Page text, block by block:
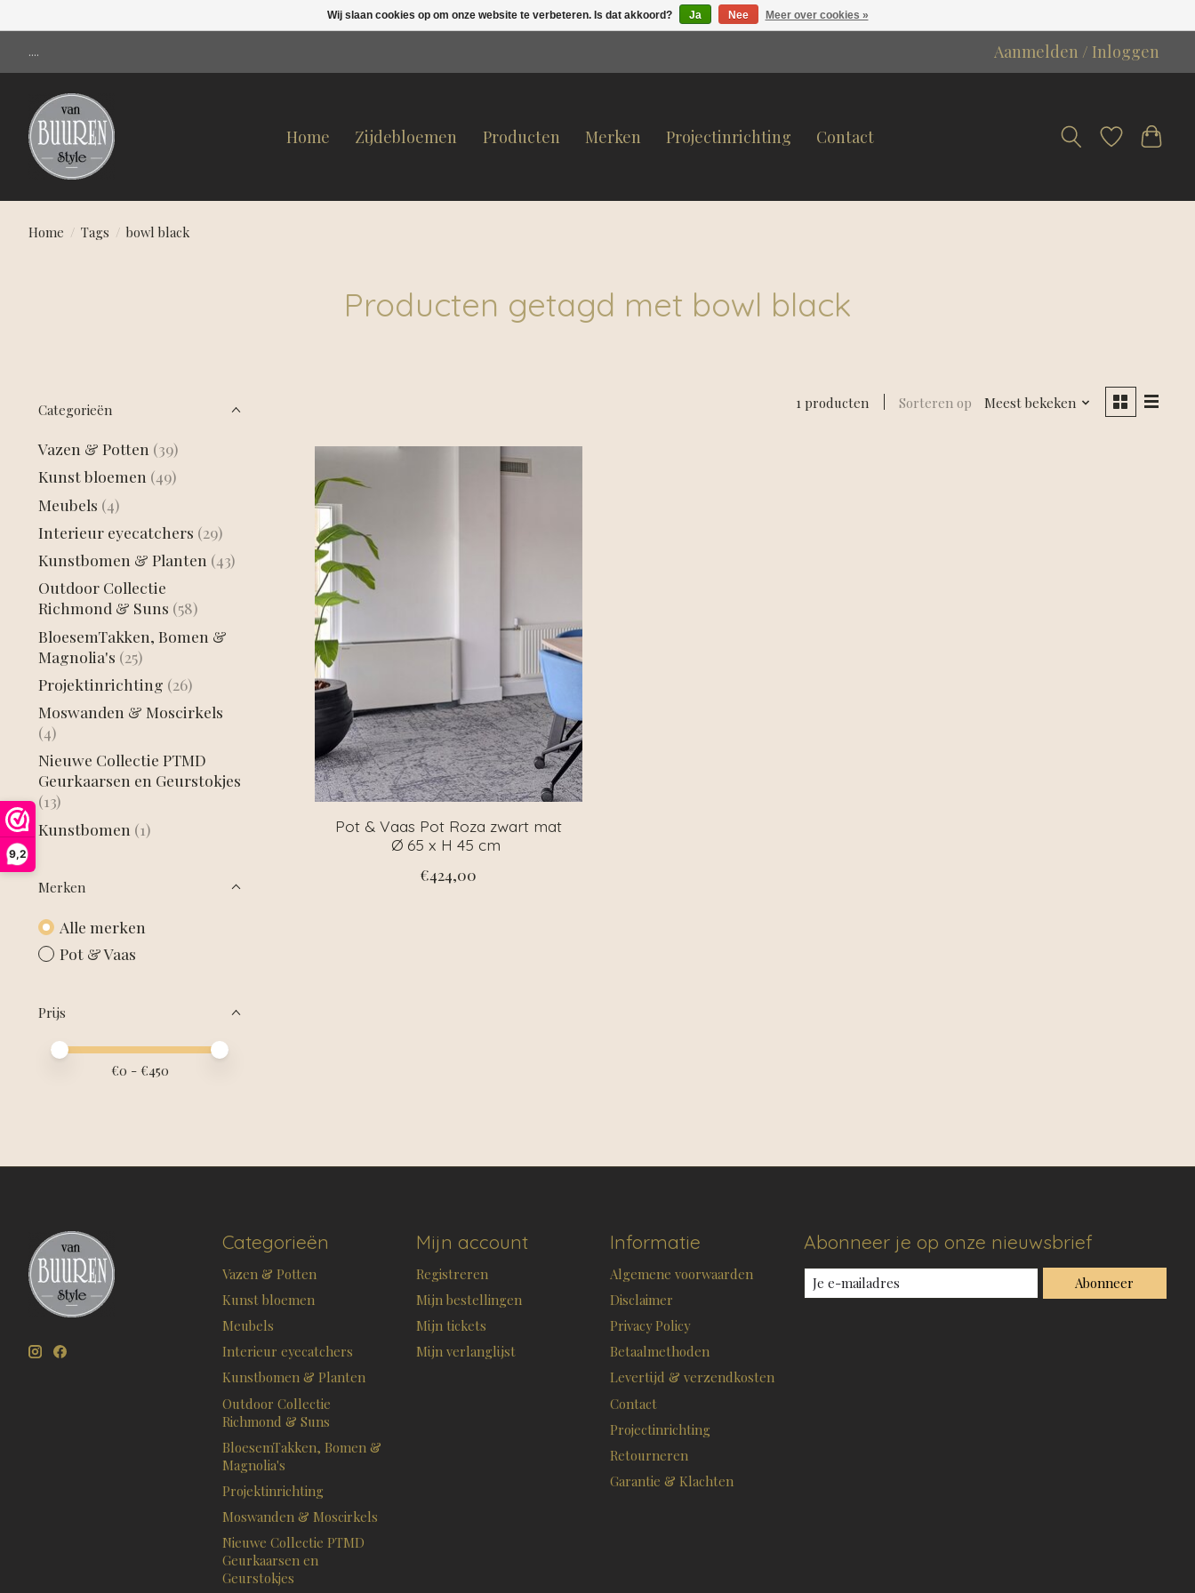
9,2
.... Aanmelden / Inloggen
Home Zijdebloemen Producten Merken Projectinrichting Contact
Home / Tags / bowl black
Producten getagd met bowl black
Categorieën
Vazen & Potten (39)
Kunst bloemen (49)
Meubels (4)
Interieur eyecatchers (29)
Kunstbomen & Planten (43)
Outdoor Collectie
Richmond & Suns (58)
BloesemTakken, Bomen &
Magnolia's (25)
Projektinrichting (26)
Moswanden & Moscirkels
(4)
Nieuwe Collectie PTMD
Geurkaarsen en Geurstokjes
(13)
Kunstbomen (1)
Merken
Alle merken
Pot & Vaas
Prijs
Minimale prijswaarde
Price maximum value
€0 - €450
1 producten Sorteren op Meest bekeken
Pot & Vaas Pot Roza zwart mat
Ø 65 x H 45 cm
€424,00
Categorieën
Vazen & Potten
Kunst bloemen
Meubels
Interieur eyecatchers
Kunstbomen & Planten
Outdoor Collectie
Richmond & Suns
BloesemTakken, Bomen &
Magnolia's
Projektinrichting
Moswanden & Moscirkels
Nieuwe Collectie PTMD
Geurkaarsen en
Geurstokjes
Mijn account
Registreren
Mijn bestellingen
Mijn tickets
Mijn verlanglijst
Informatie
Algemene voorwaarden
Disclaimer
Privacy Policy
Betaalmethoden
Levertijd & verzendkosten
Contact
Projectinrichting
Retourneren
Garantie & Klachten
Abonneer je op onze nieuwsbrief
Abonneer
Wij slaan cookies op om onze website te verbeteren. Is dat akkoord? Ja Nee Meer over cookies »